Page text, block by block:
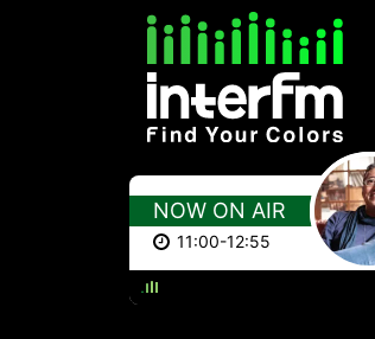
NOW ON AIR
11:00-12:55